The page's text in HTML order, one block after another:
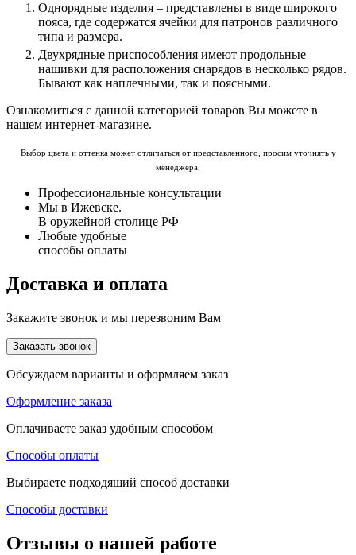
Однорядные изделия – представлены в виде широкого
пояса, где содержатся ячейки для патронов различного
типа и размера.
Двухрядные приспособления имеют продольные
нашивки для расположения снарядов в несколько рядов.
Бывают как наплечными, так и поясными.
Ознакомиться с данной категорией товаров Вы можете в
нашем интернет-магазине.
Выбор цвета и оттенка может отличаться от представленного, просим уточнять у
менеджера.
Профессиональные консультации
Мы в Ижевске.
В оружейной столице РФ
Любые удобные
способы оплаты
Доставка и оплата
Закажите звонок и мы перезвоним Вам
Заказать звонок
Обсуждаем варианты и оформляем заказ
Оформление заказа
Оплачиваете заказ удобным способом
Способы оплаты
Выбираете подходящий способ доставки
Способы доставки
Отзывы о нашей работе